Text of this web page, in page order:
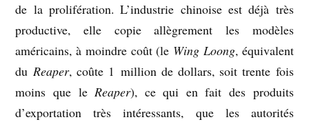
de la prolifération. L’industrie chinoise est déjà très
productive, elle copie allègrement les modèles
américains, à moindre coût (le Wing Loong, équivalent
du Reaper, coûte 1 million de dollars, soit trente fois
moins que leReaper), ce qui en fait des produits
d’exportation très intéressants, que les autorités